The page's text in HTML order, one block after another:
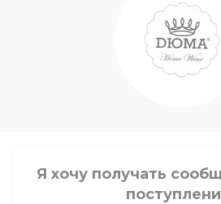
Я хочу получать